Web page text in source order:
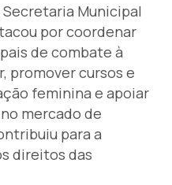
Municipal
por coordenar
de combate à
promover cursos e
feminina e apoiar
mercado de
para a
direitos das